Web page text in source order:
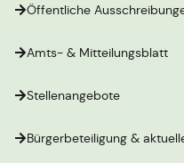
Öffentliche
Amts- & Mitteilungsblatt
Stellenangebote
Bürgerbeteiligung &